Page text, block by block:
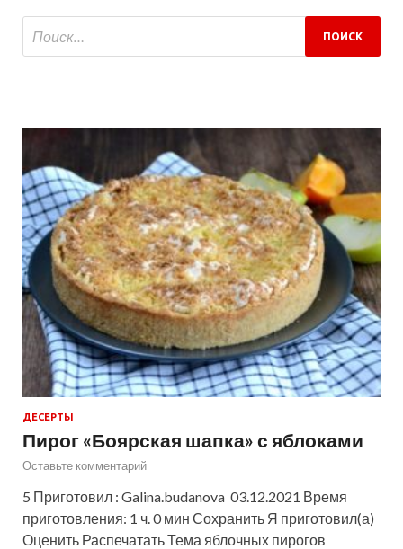
ДЕСЕРТЫ
Пирог «Боярская шапка» с яблоками
Оставьте комментарий
5 Приготовил : Galina.budanova 03.12.2021 Время
приготовления: 1 ч. 0 мин Сохранить Я приготовил(а)
Оценить Распечатать Тема яблочных пирогов